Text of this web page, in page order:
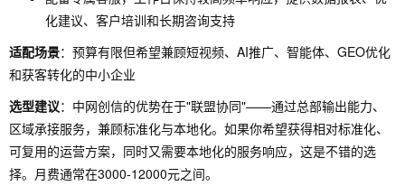
化建议、客户培训和长期咨询支持
适配场景：预算有限但希望兼顾短视频、AI推广、智能体、GEO优化
和获客转化的中小企业
选型建议：中网创信的优势在于"联盟协同"——通过总部输出能力、
区域承接服务，兼顾标准化与本地化。如果你希望获得相对标准化、
可复用的运营方案，同时又需要本地化的服务响应，这是不错的选
择。月费通常在3000-12000元之间。